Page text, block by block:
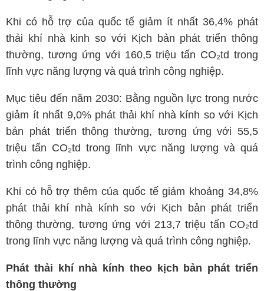
Khi có hỗ trợ của quốc tế giảm ít nhất 36,4% phát
thải khí nhà kinh so với Kịch bản phát triển thông
thường, tương ứng với 160,5 triệu tấn CO₂td trong
lĩnh vực năng lượng và quá trình công nghiệp.
Mục tiêu đến năm 2030: Bằng nguồn lực trong nước
giảm ít nhất 9,0% phát thải khí nhà kính so với Kịch
bản phát triển thông thường, tương ứng với 55,5
triệu tấn CO₂td trong lĩnh vực năng lượng và quá
trình công nghiệp.
Khi có hỗ trợ thêm của quốc tế giảm khoảng 34,8%
phát thải khí nhà kính so với Kịch bản phát triển
thông thường, tương ứng với 213,7 triệu tấn CO₂td
trong lĩnh vực năng lượng và quá trình công nghiệp.
Phát thải khí nhà kính theo kịch bản phát triển
thông thường